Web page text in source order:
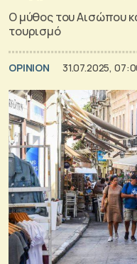
Ο μύθος του Αισώπου
τουρισμό
OPINION 31.07.2025,